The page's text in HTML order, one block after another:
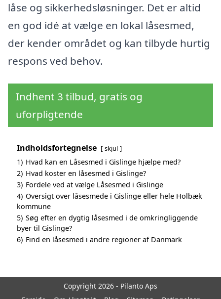
låse og sikkerhedsløsninger. Det er altid
en god idé at vælge en lokal låsesmed,
der kender området og kan tilbyde hurtig
respons ved behov.
Indhent 3 tilbud, gratis og
uforpligtende
Indholdsfortegnelse skjul
1) Hvad kan en Låsesmed i Gislinge hjælpe med?
2) Hvad koster en låsesmed i Gislinge?
3) Fordele ved at vælge Låsesmed i Gislinge
4) Oversigt over låsesmede i Gislinge eller hele Holbæk
kommune
5) Søg efter en dygtig låsesmed i de omkringliggende
byer til Gislinge?
6) Find en låsesmed i andre regioner af Danmark
Copyright 2026 - Pilanto Aps